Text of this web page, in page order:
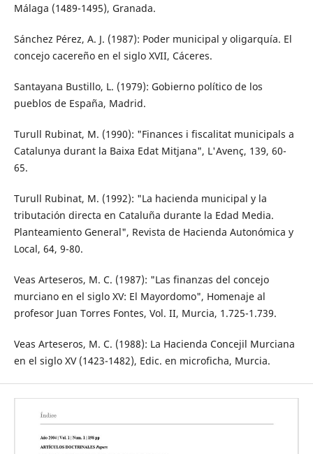
Málaga (1489-1495), Granada.
Sánchez Pérez, A. J. (1987): Poder municipal y oligarquía. El
concejo cacereño en el siglo XVII, Cáceres.
Santayana Bustillo, L. (1979): Gobierno político de los
pueblos de España, Madrid.
Turull Rubinat, M. (1990): "Finances i fiscalitat municipals a
Catalunya durant la Baixa Edat Mitjana", L'Avenç, 139, 60-
65.
Turull Rubinat, M. (1992): "La hacienda municipal y la
tributación directa en Cataluña durante la Edad Media.
Planteamiento General", Revista de Hacienda Autonómica y
Local, 64, 9-80.
Veas Arteseros, M. C. (1987): "Las finanzas del concejo
murciano en el siglo XV: El Mayordomo", Homenaje al
profesor Juan Torres Fontes, Vol. II, Murcia, 1.725-1.739.
Veas Arteseros, M. C. (1988): La Hacienda Concejil Murciana
en el siglo XV (1423-1482), Edic. en microficha, Murcia.